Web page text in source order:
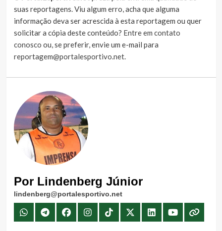
suas reportagens. Viu algum erro, acha que alguma
informação deva ser acrescida à esta reportagem ou quer
solicitar a cópia deste conteúdo? Entre em contato
conosco ou, se preferir, envie um e-mail para
reportagem@portalesportivo.net.
Por Lindenberg Júnior
lindenberg@portalesportivo.net